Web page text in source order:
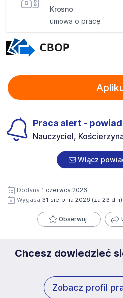
Krosno
umowa o pracę
Praca alert -
Nauczyciel, Kościerzyna
Włącz
Dodana 1 czerwca 2026
Wygasa 31 sierpnia 2026 (za 23 dni)
Obserwuj
Chcesz dowiedzieć
Zobacz profil